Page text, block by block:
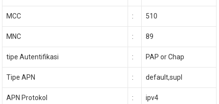
MCC : 510
MNC : 89
tipe Autentifikasi : PAP or Chap
Tipe APN : default,supl
APN Protokol : ipv4